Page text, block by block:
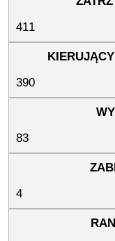
411
390
83
4